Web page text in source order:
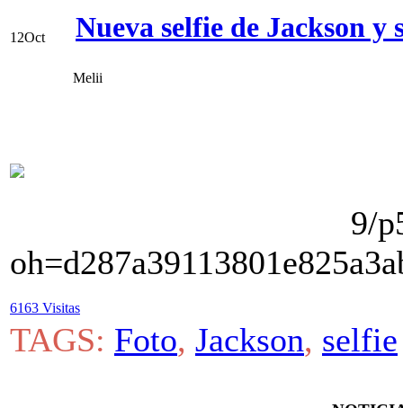
12Oct Nueva selfie de Jackson
Melii
6163 Visitas
TAGS: Foto, Jackson, selfie